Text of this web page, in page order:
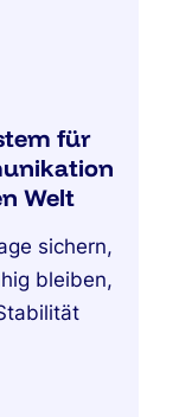
für
Welt
sichern,
bleiben,